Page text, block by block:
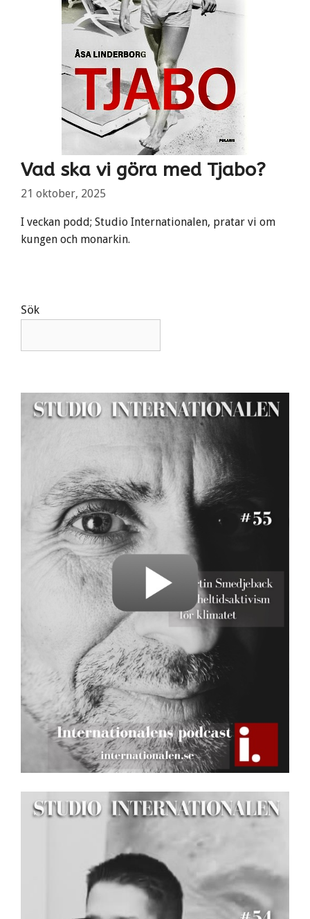
Vad ska vi göra med Tjabo?
21 oktober, 2025
I veckan podd; Studio Internationalen, pratar vi om
kungen och monarkin.
Sök